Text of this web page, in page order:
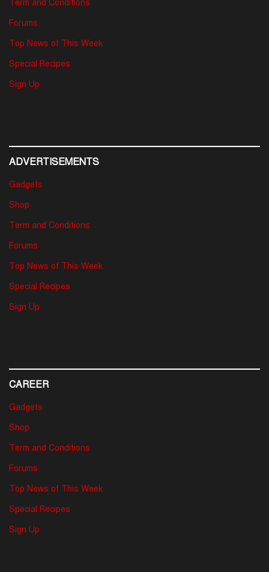
Term and Conditions
Forums
Top News of This Week
Special Recipes
Sign Up
ADVERTISEMENTS
Gadgets
Shop
Term and Conditions
Forums
Top News of This Week
Special Recipes
Sign Up
CAREER
Gadgets
Shop
Term and Conditions
Forums
Top News of This Week
Special Recipes
Sign Up